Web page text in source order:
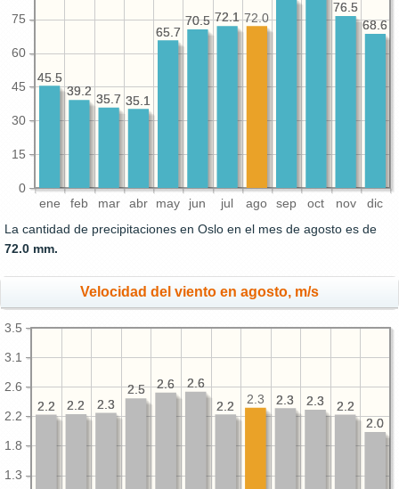
ene feb mar abr may jun jul ago sep oct nov dic
0
15
30
45
60
75 68.6
76.5
72.1
70.5
65.7
35.1
35.7
39.2
45.5
68.6
76.5
72.0
72.1
70.5
65.7
35.1
35.7
39.2
45.5
La cantidad de precipitaciones en Oslo en el mes de agosto es de
72.0 mm.
Velocidad del viento en agosto, m/s
1.3
1.8
2.2
2.6
3.1
3.5
2.0
2.2
2.3
2.3
2.2
2.6
2.6
2.5
2.3
2.2
2.2
2.0
2.2
2.3
2.3
2.3
2.2
2.6
2.6
2.5
2.3
2.2
2.2